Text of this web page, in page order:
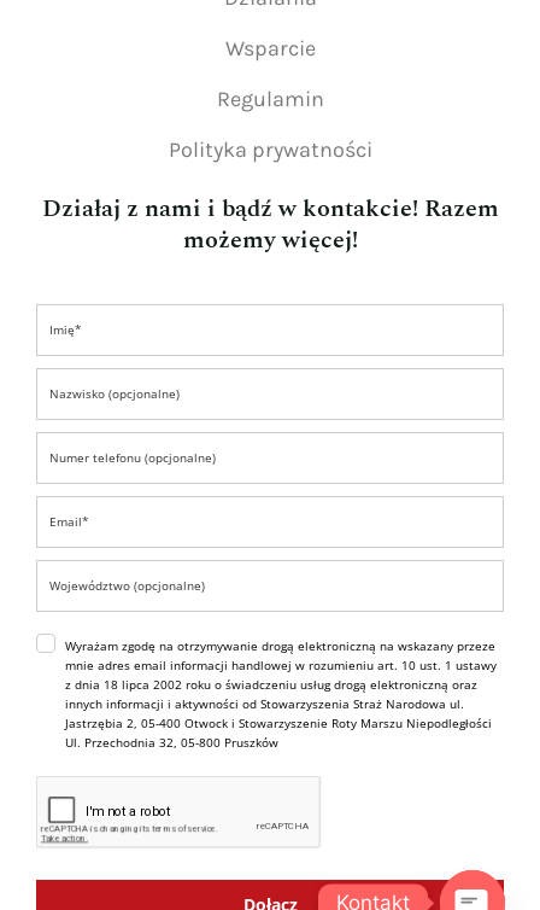
Wsparcie
Regulamin
Polityka prywatności
Działaj z nami i bądź w kontakcie! Razem
możemy więcej!
Wyrażam zgodę na otrzymywanie drogą elektroniczną na wskazany przeze
mnie adres email informacji handlowej w rozumieniu art. 10 ust. 1 ustawy
z dnia 18 lipca 2002 roku o świadczeniu usług drogą elektroniczną oraz
innych informacji i aktywności od Stowarzyszenia Straż Narodowa ul.
Jastrzębia 2, 05-400 Otwock i Stowarzyszenie Roty Marszu Niepodległości
Ul. Przechodnia 32, 05-800 Pruszków
Dołącz Kontakt